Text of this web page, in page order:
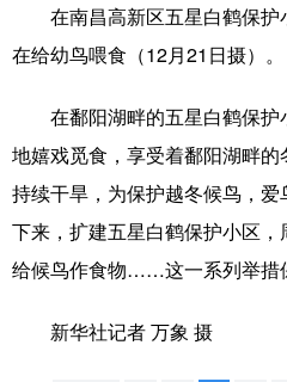
城市 旅游
彩票 娱乐
公益 一带一路
文化产业
地方频道
在南昌高新区五星白鹤保护
在给幼鸟喂食（12月21日摄）。
在鄱阳湖畔的五星白鹤保护
地嬉戏觅食，享受着鄱阳湖畔
持续干旱，为保护越冬候鸟，
下来，扩建五星白鹤保护小区
给候鸟作食物……这一系列举措
新华社记者 万象 摄